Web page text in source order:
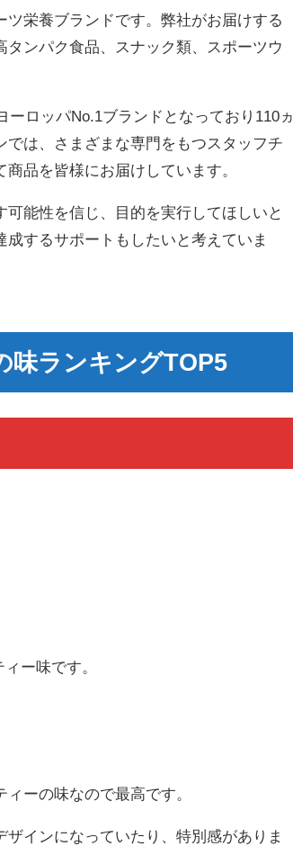
栄養ブランドです。弊社がお届けする
ンパク食品、スナック類、スポーツウ
ロッパNo.1ブランドとなっており110ヵ
は、さまざまな専門をもつスタッフチ
品を皆様にお届けしています。
能性を信じ、目的を実行してほしいと
するサポートもしたいと考えていま
味ランキングTOP5
ー味です。
ーの味なので最高です。
インになっていたり、特別感がありま